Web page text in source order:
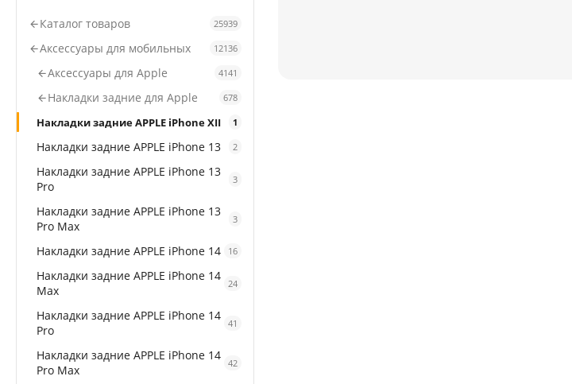
Каталог товаров 25939
Аксессуары для мобильных 12136
Аксессуары для Apple 4141
Накладки задние для Apple 678
Накладки задние APPLE iPhone XII 1
Накладки задние APPLE iPhone 13 2
Накладки задние APPLE iPhone 13
Pro
3
Накладки задние APPLE iPhone 13
Pro Max
3
Накладки задние APPLE iPhone 14 16
Накладки задние APPLE iPhone 14
Max
24
Накладки задние APPLE iPhone 14
Pro
41
Накладки задние APPLE iPhone 14
Pro Max
42